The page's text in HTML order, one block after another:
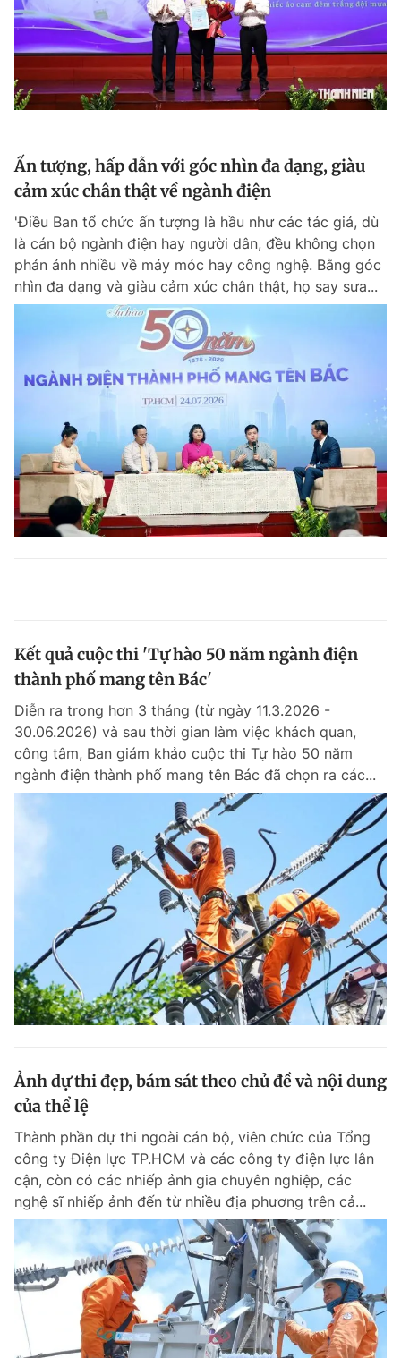
Ấn tượng, hấp dẫn với góc nhìn đa dạng, giàu
cảm xúc chân thật về ngành điện
'Điều Ban tổ chức ấn tượng là hầu như các tác giả, dù
là cán bộ ngành điện hay người dân, đều không chọn
phản ánh nhiều về máy móc hay công nghệ. Bằng góc
nhìn đa dạng và giàu cảm xúc chân thật, họ say sưa...
Kết quả cuộc thi 'Tự hào 50 năm ngành điện
thành phố mang tên Bác'
Diễn ra trong hơn 3 tháng (từ ngày 11.3.2026 -
30.06.2026) và sau thời gian làm việc khách quan,
công tâm, Ban giám khảo cuộc thi Tự hào 50 năm
ngành điện thành phố mang tên Bác đã chọn ra các...
Ảnh dự thi đẹp, bám sát theo chủ đề và nội dung
của thể lệ
Thành phần dự thi ngoài cán bộ, viên chức của Tổng
công ty Điện lực TP.HCM và các công ty điện lực lân
cận, còn có các nhiếp ảnh gia chuyên nghiệp, các
nghệ sĩ nhiếp ảnh đến từ nhiều địa phương trên cả...